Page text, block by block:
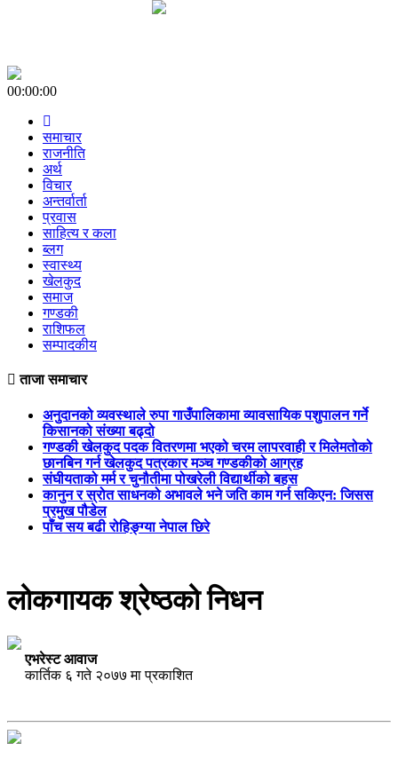
00:00:00
समाचार
राजनीति
अर्थ
विचार
अन्तर्वार्ता
प्रवास
साहित्य र कला
ब्लग
स्वास्थ्य
खेलकुद
समाज
गण्डकी
राशिफल
सम्पादकीय
ताजा समाचार
अनुदानको व्यवस्थाले रुपा गाउँपालिकामा व्यावसायिक पशुपालन गर्ने
किसानको संख्या बढ्दो
गण्डकी खेलकुद पदक वितरणमा भएको चरम लापरवाही र मिलेमतोको
छानबिन गर्न खेलकुद पत्रकार मञ्च गण्डकीको आग्रह
संघीयताको मर्म र चुनौतीमा पोखरेली विद्यार्थीको बहस
कानुन र स्रोत साधनको अभावले भने जति काम गर्न सकिएन: जिसस
प्रमुख पौडेल
पाँच सय बढी रोहिङ्ग्या नेपाल छिरे
लोकगायक श्रेष्ठको निधन
एभरेस्ट आवाज
कार्तिक ६ गते २०७७ मा प्रकाशित